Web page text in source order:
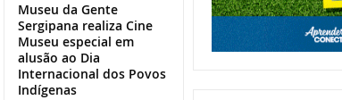
Museu da Gente
Sergipana realiza Cine
Museu especial em
alusão ao Dia
Internacional dos Povos
Indígenas